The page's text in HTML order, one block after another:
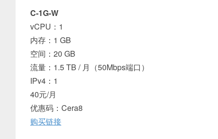
C-1G-W
vCPU：1
内存：1 GB
空间：20 GB
流量：1.5 TB / 月（50Mbps端口）
IPv4：1
40元/月
优惠码：Cera8
购买链接